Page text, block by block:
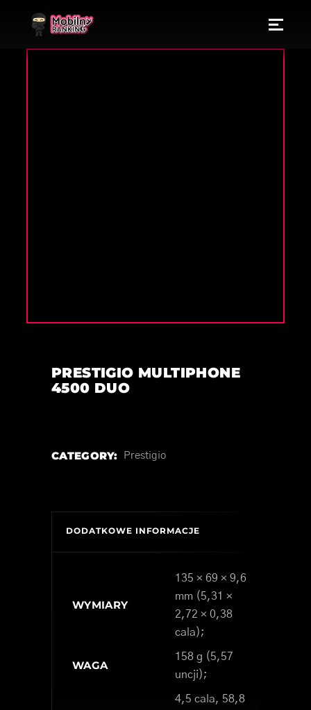
PRESTIGIO MULTIPHONE
4500 DUO
CATEGORY: Prestigio
DODATKOWE INFORMACJE
WYMIARY
135 × 69 × 9,6
mm (5,31 ×
2,72 × 0,38
cala);
WAGA
158 g (5,57
uncji);
4,5 cala, 58,8